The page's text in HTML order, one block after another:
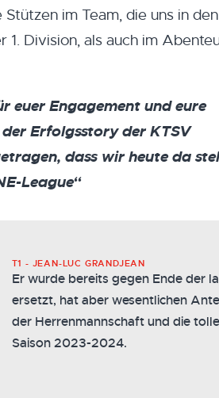
im Team, die uns in
1. Division, als auch im
euer Engagement und eure
Erfolgsstory der KTSV
dass wir heute da
League“
T1 - JEAN-LUC GRANDJEAN
Er wurde bereits gegen Ende der
ersetzt, hat aber wesentlichen
der Herrenmannschaft und die
Saison 2023-2024.